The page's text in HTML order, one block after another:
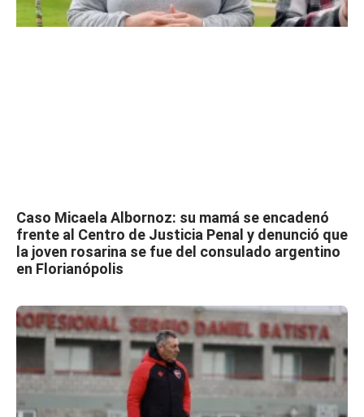
Caso Micaela Albornoz: su mamá se encadenó
frente al Centro de Justicia Penal y denunció que
la joven rosarina se fue del consulado argentino
en Florianópolis